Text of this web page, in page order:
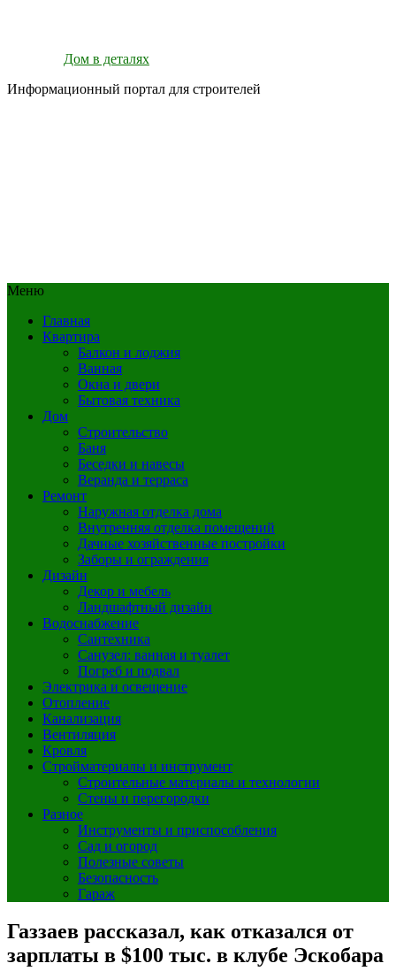
Дом в деталях
Информационный портал для строителей
Меню
Главная
Квартира
Балкон и лоджия
Ванная
Окна и двери
Бытовая техника
Дом
Строительство
Баня
Беседки и навесы
Веранда и терраса
Ремонт
Наружная отделка дома
Внутренняя отделка помещений
Дачные хозяйственные постройки
Заборы и ограждения
Дизайн
Декор и мебель
Ландшафтный дизайн
Водоснабжение
Сантехника
Санузел: ванная и туалет
Погреб и подвал
Электрика и освещение
Отопление
Канализация
Вентиляция
Кровля
Стройматериалы и инструмент
Строительные материалы и технологии
Стены и перегородки
Разное
Инструменты и приспособления
Сад и огород
Полезные советы
Безопасность
Гараж
Газзаев рассказал, как отказался от
зарплаты в $100 тыс. в клубе Эскобара